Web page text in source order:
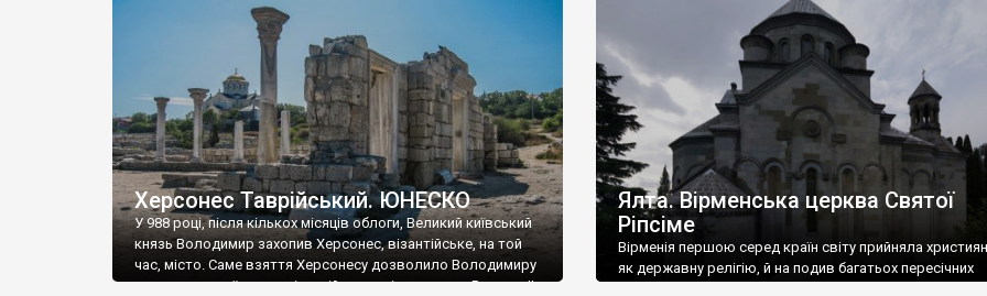
візантійської доби. Раритети викрадені з фондів об’єкту
культурної спадщини ЮНЕСКО «Херсонеса Таврійського».
Офіційно – на виставку «Золото Візантії», але експерти та
влада в Україні вважають це лише […]
називаються «повстяками» (postaki)…” “Вино. Крим
виробляє відмінне вино і його вдосталь: воно все
легке біле і дуже […]
Херсонес Таврійський. ЮНЕСКО
У 988 році, після кількох місяців облоги, Великий київський
князь Володимир захопив Херсонес, візантійське, на той
час, місто. Саме взяття Херсонесу дозволило Володимиру
диктувати свої умови візантійському імператору Василю ІІ,
Ялта. Вірменська церква Святої
Ріпсіме
Вірменія першою серед країн світу прийняла
як державну релігію, й на подив багатьох пересічних